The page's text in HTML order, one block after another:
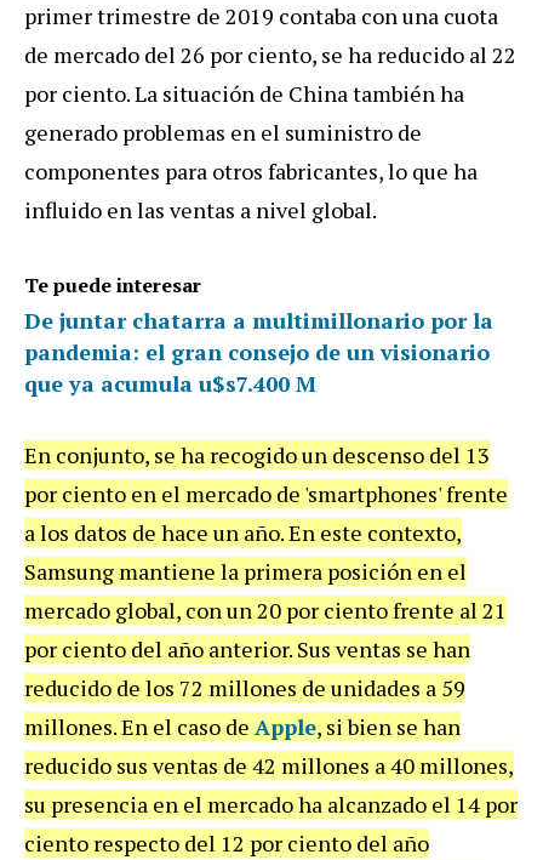
primer trimestre de 2019 contaba con una cuota
de mercado del 26 por ciento, se ha reducido al 22
por ciento. La situación de China también ha
generado problemas en el suministro de
componentes para otros fabricantes, lo que ha
influido en las ventas a nivel global.
Te puede interesar
De juntar chatarra a multimillonario por la
pandemia: el gran consejo de un visionario
que ya acumula u$s7.400 M
En conjunto, se ha recogido un descenso del 13
por ciento en el mercado de 'smartphones' frente
a los datos de hace un año. En este contexto,
Samsung mantiene la primera posición en el
mercado global, con un 20 por ciento frente al 21
por ciento del año anterior. Sus ventas se han
reducido de los 72 millones de unidades a 59
millones. En el caso de Apple, si bien se han
reducido sus ventas de 42 millones a 40 millones,
su presencia en el mercado ha alcanzado el 14 por
ciento respecto del 12 por ciento del año